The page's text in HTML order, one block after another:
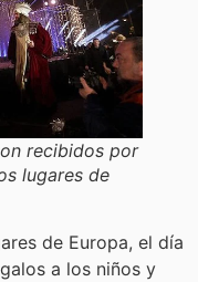
recibidos por
lugares de
de Europa, el día
a los niños y